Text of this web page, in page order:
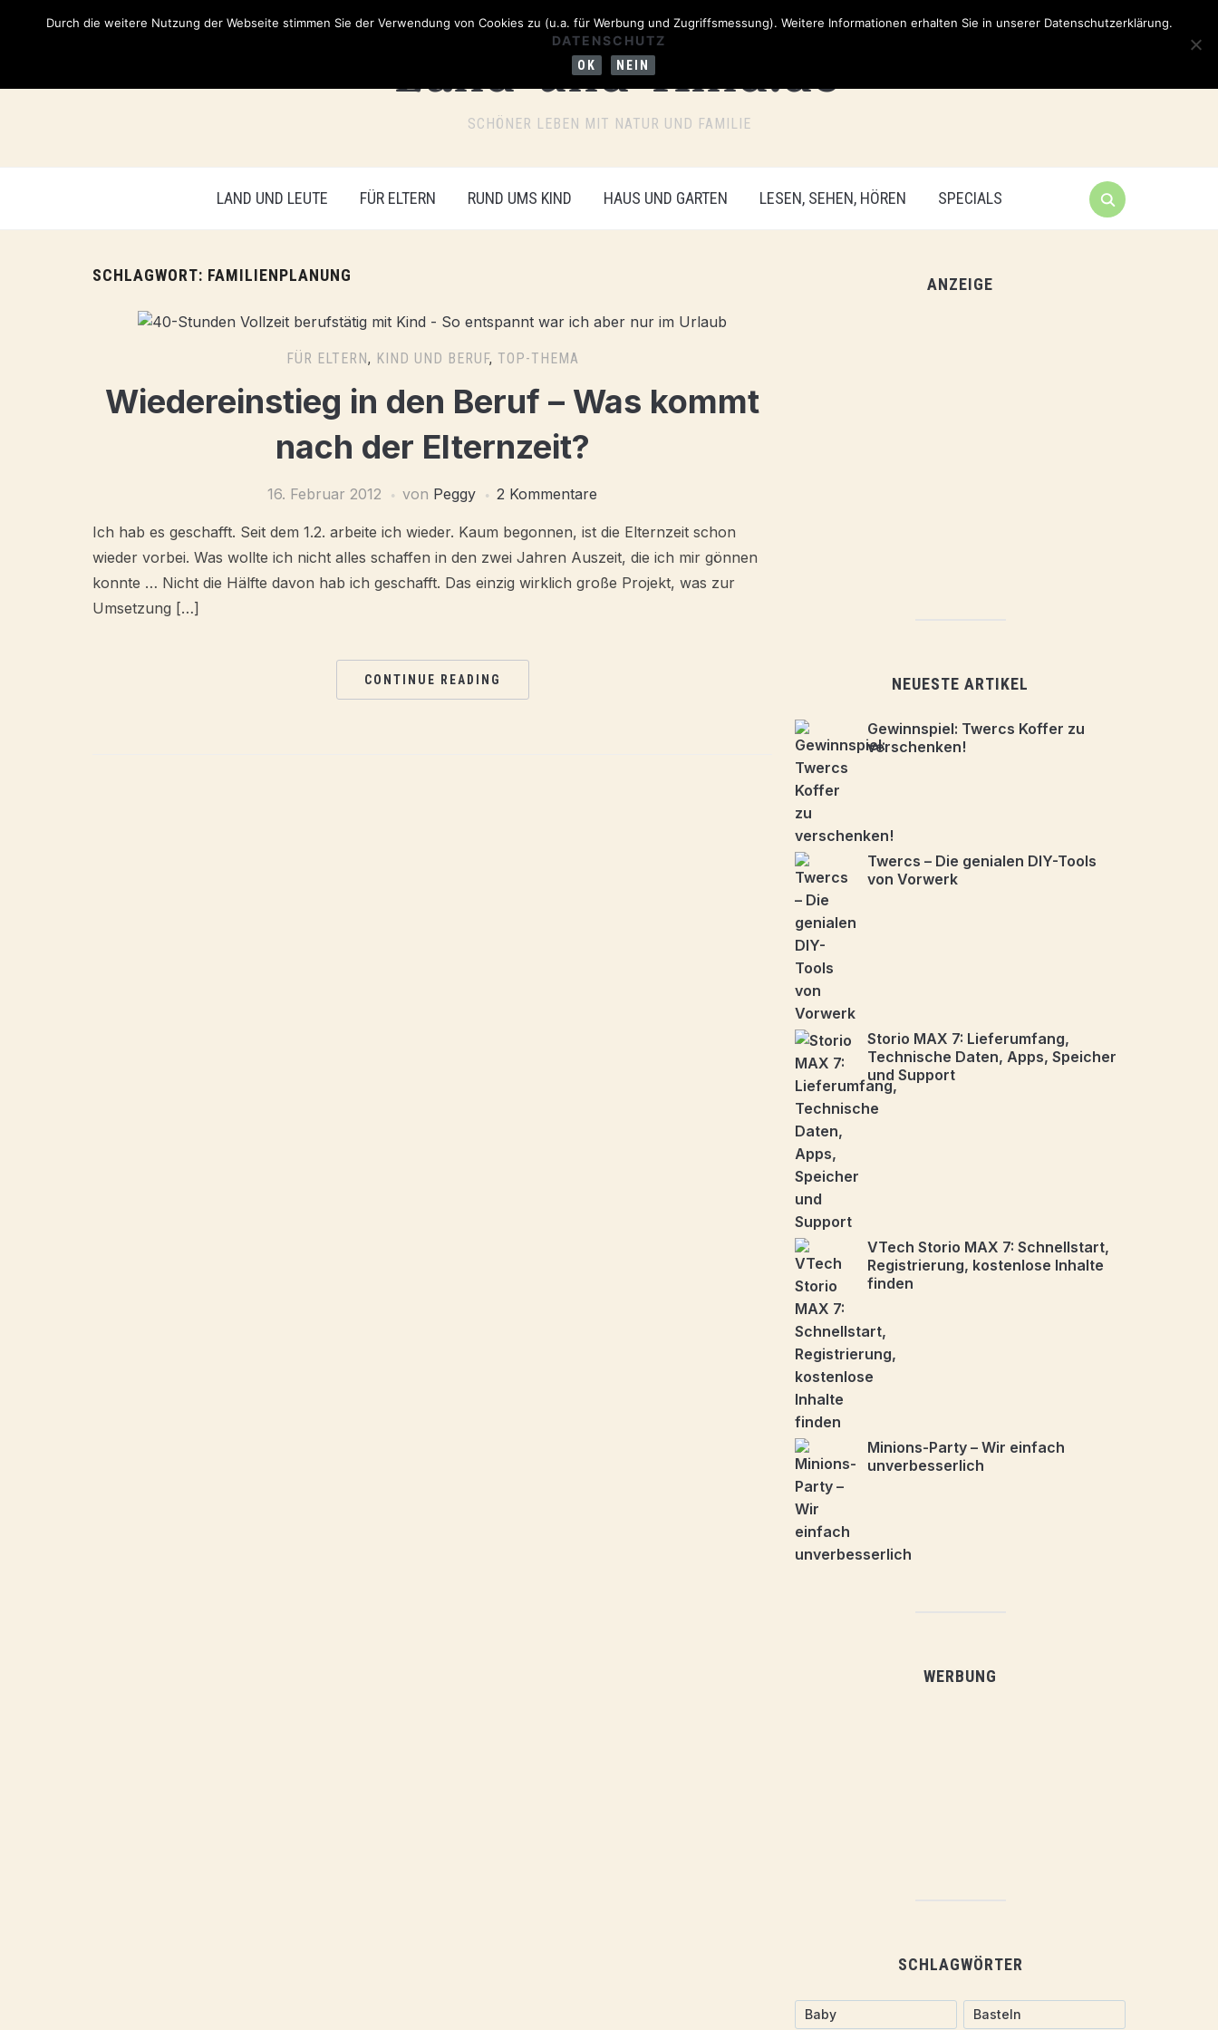
SCHÖNER LEBEN MIT NATUR UND FAMILIE
LAND UND LEUTE FÜR ELTERN RUND UMS KIND HAUS UND GARTEN LESEN, SEHEN, HÖREN SPECIALS
SCHLAGWORT: FAMILIENPLANUNG
FÜR ELTERN, KIND UND BERUF, TOP-THEMA
Wiedereinstieg in den Beruf – Was kommt
nach der Elternzeit?
16. Februar 2012 von Peggy 2 Kommentare
Ich hab es geschafft. Seit dem 1.2. arbeite ich wieder. Kaum begonnen, ist die Elternzeit schon
wieder vorbei. Was wollte ich nicht alles schaffen in den zwei Jahren Auszeit, die ich mir gönnen
konnte … Nicht die Hälfte davon hab ich geschafft. Das einzig wirklich große Projekt, was zur
Umsetzung […]
CONTINUE READING
ANZEIGE
NEUESTE ARTIKEL
Gewinnspiel: Twercs Koffer zu
verschenken!
Twercs – Die genialen DIY-Tools
von Vorwerk
Storio MAX 7: Lieferumfang,
Technische Daten, Apps, Speicher
und Support
VTech Storio MAX 7: Schnellstart,
Registrierung, kostenlose Inhalte
finden
Minions-Party – Wir einfach
unverbesserlich
WERBUNG
SCHLAGWÖRTER
Baby Basteln
Durch die weitere Nutzung der Webseite stimmen Sie der Verwendung von Cookies zu (u.a. für Werbung und Zugriffsmessung). Weitere Informationen erhalten Sie in unserer Datenschutzerklärung.
DATENSCHUTZ
OK NEIN